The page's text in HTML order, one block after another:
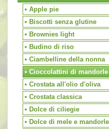
• Apple pie
• Biscotti senza glutine
• Brownies light
• Budino di riso
• Ciambelline della nonna
• Cioccolattini di mandorle
• Crostata all'olio d'oliva
• Crostata classica
• Dolce di ciliegie
• Dolce di mele e mandorle